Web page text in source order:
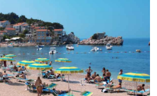
odmor i za aktivno bavljenje